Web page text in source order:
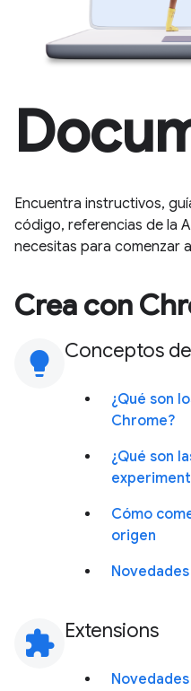
Encuentra instructivos,
código, referencias de la
necesitas para comenzar
Crea con
lightbulb Conceptos
¿Qué son
Chrome?
¿Qué son
Cómo
origen
extension Extensions
Novedades